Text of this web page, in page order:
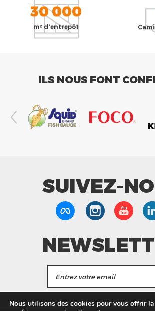
30 000
m² d'entrepôt
ILS NOUS FONT
SUIVEZ-
J'accepte de recevoir les
Nous utilisons des cookies pour vous offrir